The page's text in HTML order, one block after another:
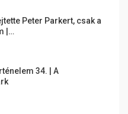
Peter Parkert, csak a
|…
34. | A